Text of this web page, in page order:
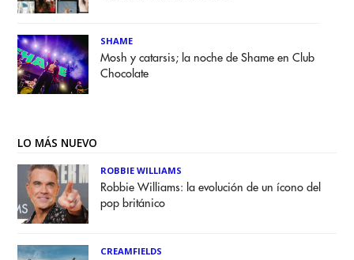
SHAME
Mosh y catarsis; la noche de Shame en Club
Chocolate
LO MÁS NUEVO
ROBBIE WILLIAMS
Robbie Williams: la evolución de un ícono del
pop británico
CREAMFIELDS